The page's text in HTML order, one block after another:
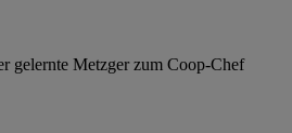
gelernte Metzger zum Coop-Chef